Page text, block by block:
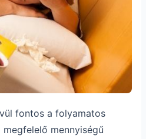
fontos a folyamatos
mennyiségű